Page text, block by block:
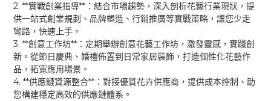
2. **實戰創業指導** ：結合市場趨勢，深入剖析花藝行業現狀，提
供一站式創業規劃、品牌塑造、行銷推廣等實戰策略，讓您少走
彎路，快速上手。
3. **創意工作坊** ：定期舉辦創意花藝工作坊，激發靈感，實踐創
新。從節日慶典、婚禮佈置到日常家居裝飾，打造個性化花藝作
品，拓寬應用場景。
4. **供應鏈資源整合** ：對接優質花卉供應商，提供成本控制、助
您構建穩定高效的供應鏈體系。